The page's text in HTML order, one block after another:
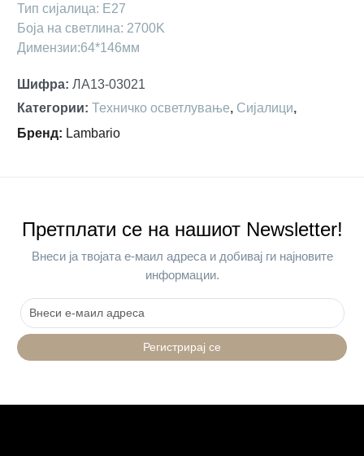
Тип сијалица: Е27
Боја на светлина: 2700K
Димензии:64*146мм
Шифра: ЛА13-03021
Категории: Техничко осветлување, Сијалици,
Бренд: Lambario
Претплати се на нашиот Newsletter!
Внеси ја твојата е-маил адреса и добивај ги најновите
информации.
Регистрирај се